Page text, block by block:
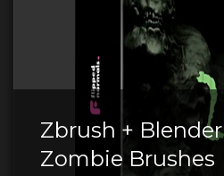
Zbrush +
Zombie Brushes